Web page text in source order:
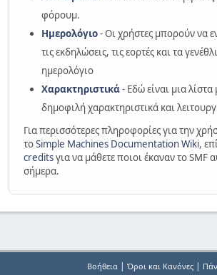
φόρουμ.
Ημερολόγιο- Οι χρήστες μπορούν να
τις εκδηλώσεις, τις εορτές και τα
ημερολόγιο
Χαρακτηριστικά- Εδώ είναι μια λίστα
δημοφιλή χαρακτηριστικά και
Για περισσότερες πληροφορίες για την
τοSimple Machines Documentation Wiki,
creditsγια να μάθετε ποιοι έκαναν το SMF
σήμερα.
Βοήθεια| Όροι και Κανόνες|